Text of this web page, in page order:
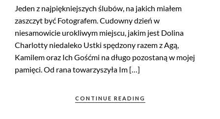
Jeden z najpiękniejszych ślubów, na jakich miałem
zaszczyt być Fotografem. Cudowny dzień w
niesamowicie urokliwym miejscu, jakim jest Dolina
Charlotty niedaleko Ustki spędzony razem z Agą,
Kamilem oraz Ich Gośćmi na długo pozostaną w mojej
pamięci. Od rana towarzyszyła Im […]
CONTINUE READING